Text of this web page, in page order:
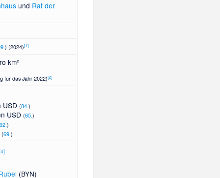
und Rat der
) (2024)[1]
km²
für das Jahr 2022)[2]
USD (84.)
USD (65.)
92.)
(69.)
4]
(BYN)